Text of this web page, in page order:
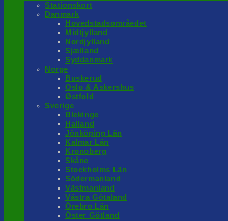
Stationskort
Danmark
Hovedstadsområedet
Midtjylland
Nordjylland
Sjælland
Syddanmark
Norge
Buskerud
Oslo & Askershus
Østfold
Sverige
Blekinge
Halland
Jönköping Län
Kalmar Län
Kronoberg
Skåne
Stockholms Län
Södermanland
Västmanland
Västra Götaland
Örebro Län
Öster Götland